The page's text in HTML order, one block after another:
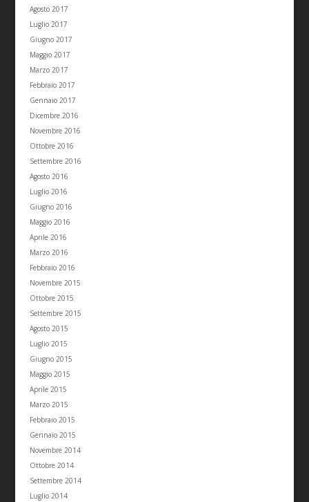
Agosto 2017
Luglio 2017
Giugno 2017
Maggio 2017
Marzo 2017
Febbraio 2017
Gennaio 2017
Dicembre 2016
Novembre 2016
Ottobre 2016
Settembre 2016
Agosto 2016
Luglio 2016
Giugno 2016
Maggio 2016
Aprile 2016
Marzo 2016
Febbraio 2016
Novembre 2015
Ottobre 2015
Settembre 2015
Agosto 2015
Luglio 2015
Giugno 2015
Maggio 2015
Aprile 2015
Marzo 2015
Febbraio 2015
Gennaio 2015
Novembre 2014
Ottobre 2014
Settembre 2014
Luglio 2014